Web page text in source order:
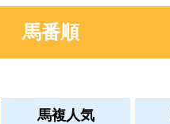
馬番順
馬複人気